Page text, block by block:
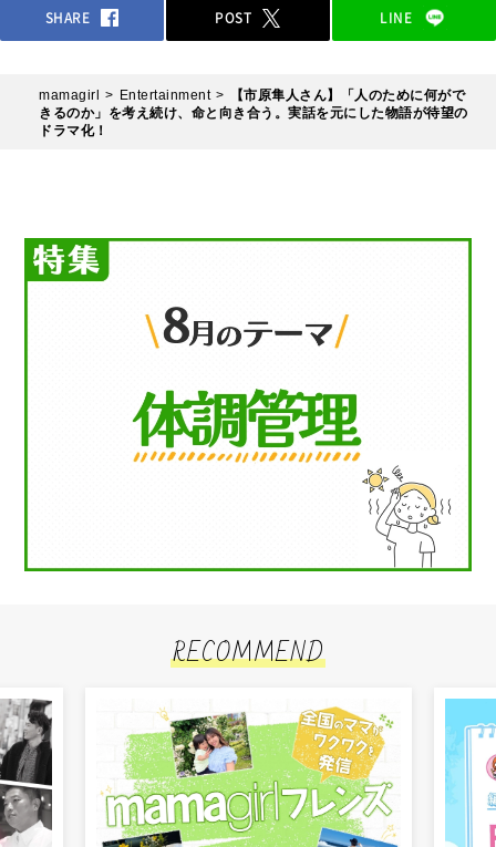
SHARE POST LINE
mamagirl Entertainment
【市原隼人さん】「⼈のために何がで
きるのか」を考え続け、命と向き合う。実話を元にした物語が待望の
ドラマ化！
RECOMMEND